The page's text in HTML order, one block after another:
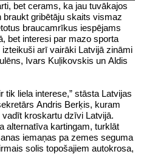
bet cerams, ka jau tuvākajos
gribētāju skaits vismaz
braucamrīkus iespējams
bet interesi par mazo sporta
arī vairāki Latvijā zināmi
Ivars Kuļikovskis un Aldis
tik liela interese,” stāsta Latvijas
Andris Berķis, kuram
kroskartu dzīvi Latvijā.
alternatīva kartingam, turklāt
iemaņas pa zemes seguma
solis topošajiem autokrosa,